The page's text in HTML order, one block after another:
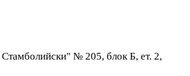
№ 205, блок Б, ет. 2,